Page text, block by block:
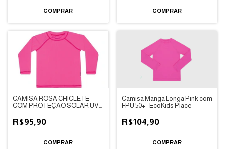
COMPRAR COMPRAR
CAMISA ROSA CHICLETE
COM PROTEÇÃO SOLAR UV
R$95,90
COMPRAR
Camisa Manga Longa Pink com
FPU 50+ - EcoKids Place
R$104,90
COMPRAR